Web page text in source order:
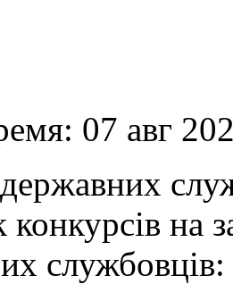
07 авг
державних
конкурсів на
службовців: